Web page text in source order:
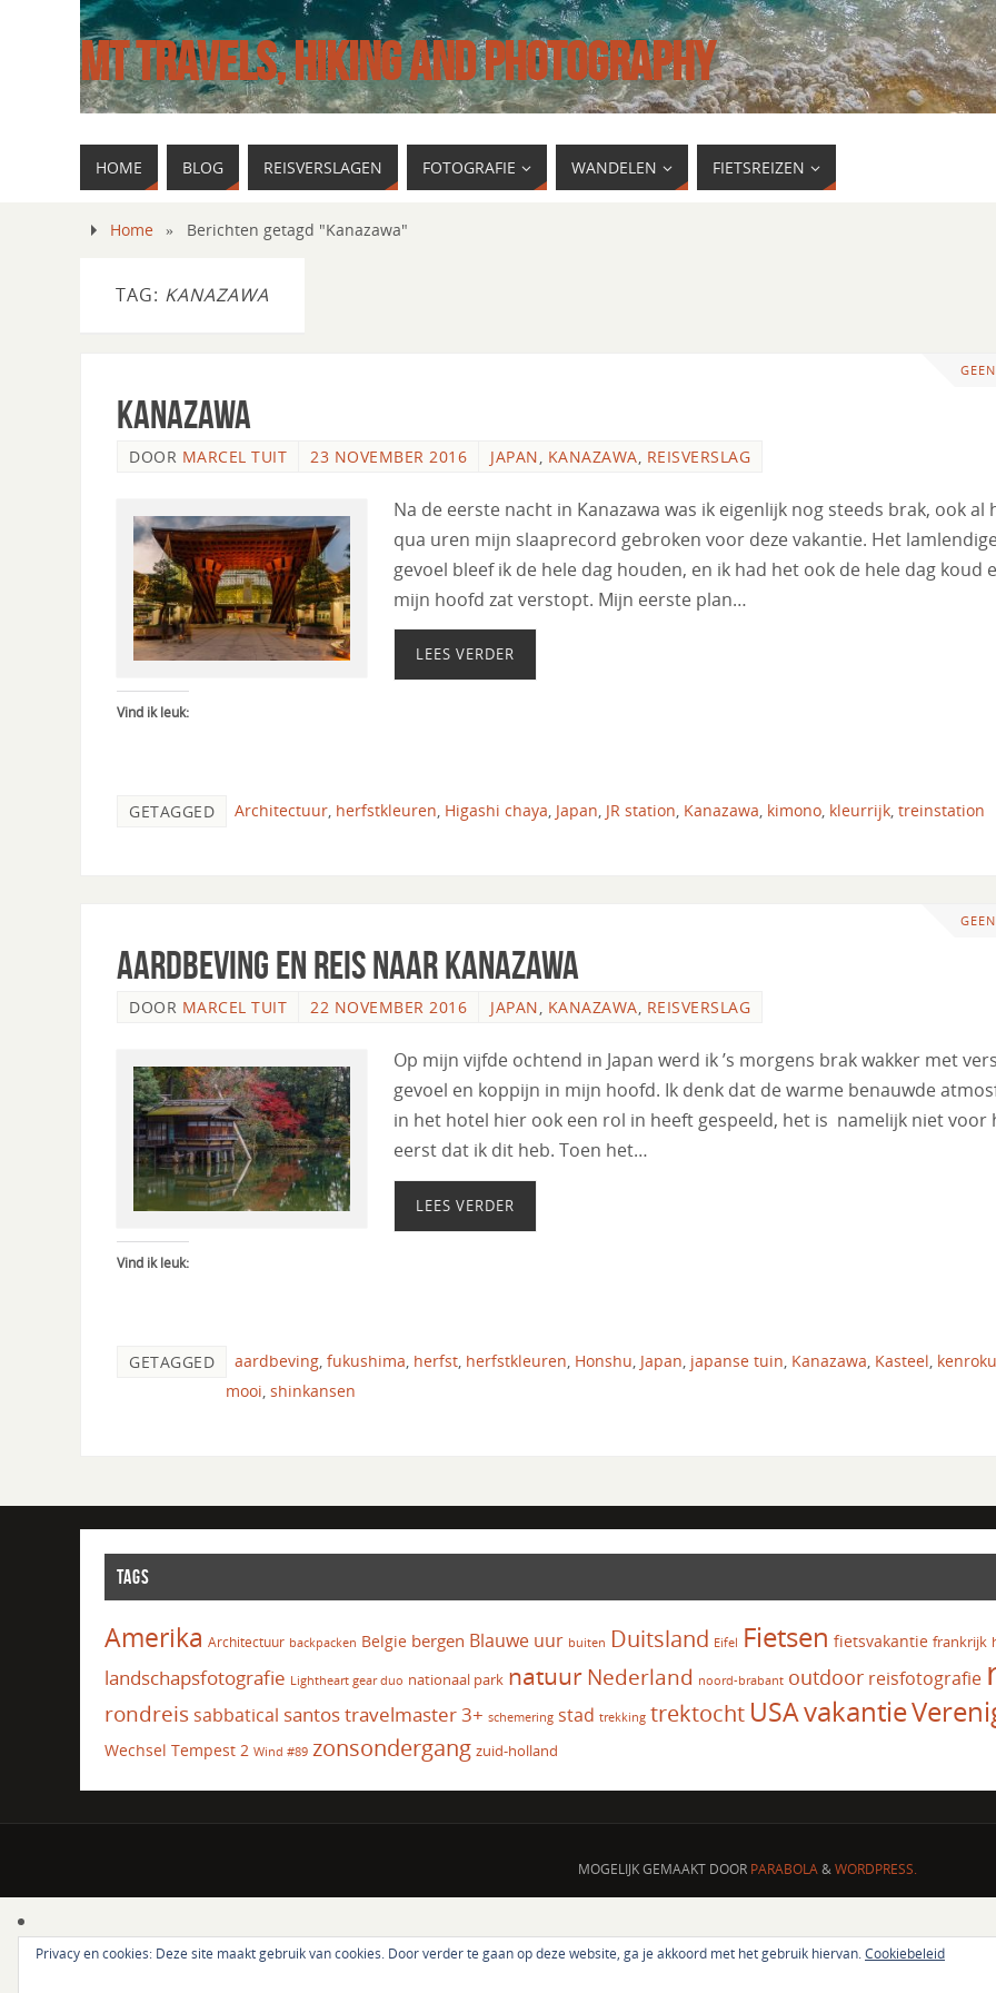
MT TRAVELS, HIKING AND PHOTOGRAPHY
HOME BLOG REISVERSLAGEN FOTOGRAFIE WANDELEN FIETSREIZEN
Home » Berichten getagd "Kanazawa"
TAG: KANAZAWA
Kanazawa
DOOR MARCEL TUIT 23 NOVEMBER 2016 JAPAN, KANAZAWA, REISVERSLAG
Na de eerste nacht in Kanazawa was ik eigenlijk nog steeds brak, ook al
qua uren mijn slaaprecord gebroken voor deze vakantie. Het
gevoel bleef ik de hele dag houden, en ik had het ook de hele dag koud
mijn hoofd zat verstopt. Mijn eerste plan…
LEES VERDER
Vind ik leuk:
GETAGGED Architectuur herfstkleuren Higashi chaya Japan JR station Kanazawa kimono kleurrijk treinstation
Aardbeving en reis naar Kanazawa
DOOR MARCEL TUIT 22 NOVEMBER 2016 JAPAN, KANAZAWA, REISVERSLAG
Op mijn vijfde ochtend in Japan werd ik ’s morgens brak wakker met
gevoel en koppijn in mijn hoofd. Ik denk dat de warme benauwde
in het hotel hier ook een rol in heeft gespeeld, het is namelijk niet voor
eerst dat ik dit heb. Toen het…
LEES VERDER
Vind ik leuk:
GETAGGED aardbeving fukushima herfst herfstkleuren Honshu Japan japanse tuin Kanazawa Kasteel
mooi shinkansen
TAGS
Amerika Architectuur backpacken Belgie bergen Blauwe uur buiten Duitsland Eifel Fietsen fietsvakantie frankrijk
landschapsfotografie Lightheart gear duo nationaal park natuur Nederland noord-brabant outdoor reisfotografie
rondreis sabbatical santos travelmaster 3+ schemering stad trekking trektocht USAvakantie
Wechsel Tempest 2 Wind #89 zonsondergang zuid-holland
MOGELIJK GEMAAKT DOOR PARABOLA&WORDPRESS.
Privacy en cookies: Deze site maakt gebruik van cookies. Door verder te gaan op deze website, ga je akkoord met het gebruik hiervan.Cookiebeleid